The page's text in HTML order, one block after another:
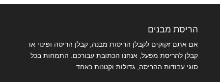
הריסת מבנים
אם אתם זקוקים לקבלן הריסות מבנה, קבלן הריסה ופינוי או
קבלן להריסת מפעל, אנחנו הכתובת עבורכם. התמחות בכל
סוגי עבודות ההריסה, גדולות וקטנות כאחד.